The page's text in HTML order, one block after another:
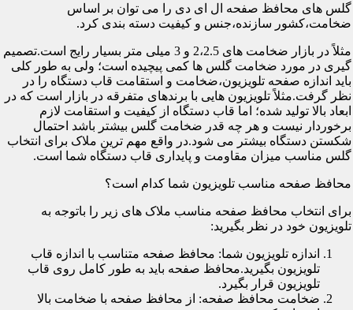
گلس های محافظ صفحه ال ای دی را می توان بر اساس
ضخامت،کشور سازنده،جنس و کیفیت دسته بندی کرد.
مثلاً در بازار ضخامت های 2،2.5 و 3 میلی متر بسیار رایج است.تصمیم
گیری در مورد ضخامت گلس ها کمی پیچیده است؛ ولی به طور کلی
باید اندازه صفحه تلویزیون،ضخامت و استقامت قاب دستگاه را در
نظر گرفت.مثلاً تلویزیون هایی با برندهای متفرقه در بازار است که در
ابعاد بالا تولید شده؛ اما قاب دستگاه از کیفیت و استقامت لازم
برخوردار نیست و هر چه قدر ضخامت گلس بیشتر باشد احتمال
شکستن دستگاه بیشتر می شود.در واقع مهم ترین ملاک برای انتخاب
گلس مناسب میزان مقاومت و پایداری قاب دستگاه شما است.
محافظ صفحه مناسب تلویزیون شما کدام است؟
برای انتخاب محافظ صفحه مناسب ملاک های زیر را باتوجه به
تلویزیون خود در نظر بگیرید:
اندازه تلویزیون شما: محافظ صفحه متناسب با اندازه قاب
تلویزیون بگیرید.محافظ صفحه باید به طور کامل روی قاب
تلویزیون قرار بگیرد.
ضخامت محافظ صفحه: از محافظ صفحه با ضخامت بالا